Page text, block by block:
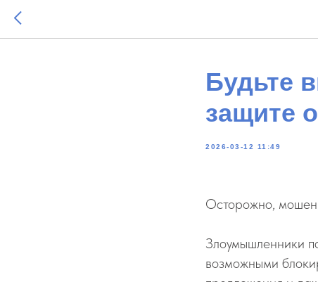
Будьте
защите
2026-03-12 11:49
Осторожно,
Злоумышленники
возможными